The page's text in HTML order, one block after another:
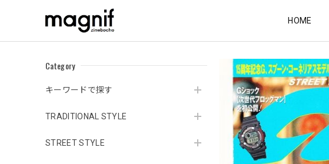
HOME
Category
キーワードで探す
TRADITIONAL STYLE
STREET STYLE